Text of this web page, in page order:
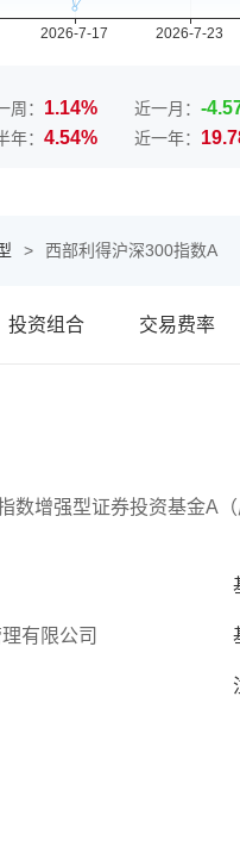
周： 1.14%
年： 4.54%
近一月： -
近一年：
> 西部利得沪深300指数A
投资组合 交易费率
数增强型证券投资基金A
有限公司